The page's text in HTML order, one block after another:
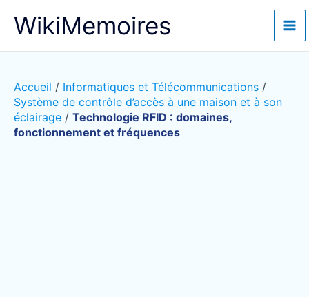
WikiMemoires
Accueil / Informatiques et Télécommunications /
Système de contrôle d’accès à une maison et à son
éclairage / Technologie RFID : domaines,
fonctionnement et fréquences